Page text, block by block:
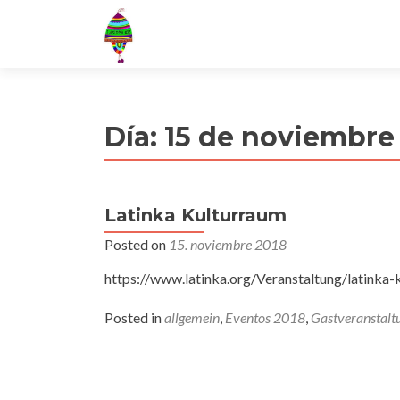
Día: 15 de noviembre
Latinka Kulturraum
Posted on 15. noviembre 2018
https://www.latinka.org/Veranstaltung/latinka-
Posted inallgemein, Eventos 2018,